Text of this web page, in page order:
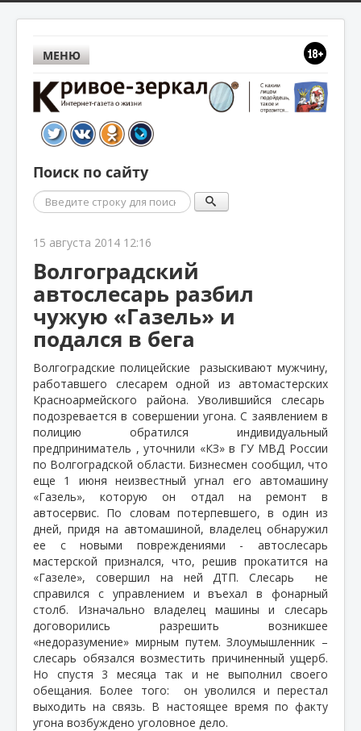
МЕНЮ
Поиск по сайту
Поиск
15 августа 2014 12:16
Волгоградский
автослесарь разбил
чужую «Газель» и
подался в бега
Волгоградские полицейские
разыскивают мужчину,
работавшего слесарем одной из автомастерских
Красноармейского района. Уволившийся слесарь
подозревается в совершении угона. С заявлением в
полицию обратился индивидуальный
предприниматель , уточнили «КЗ» в ГУ МВД России
по Волгоградской области. Бизнесмен сообщил, что
еще 1 июня неизвестный угнал его автомашину
«Газель», которую он отдал на ремонт в
автосервис. По словам потерпевшего, в один из
дней, придя на автомашиной, владелец обнаружил
ее с новыми повреждениями - автослесарь
мастерской признался, что, решив прокатится на
«Газеле», совершил на ней ДТП. Слесарь
не
справился с управлением и въехал в фонарный
столб. Изначально владелец машины и слесарь
договорились разрешить возникшее
«недоразумение» мирным путем. Злоумышленник –
слесарь обязался возместить причиненный ущерб.
Но спустя 3 месяца так и не выполнил своего
обещания. Более того:
он уволился и перестал
выходить на связь. В настоящее время по факту
угона возбуждено уголовное дело.